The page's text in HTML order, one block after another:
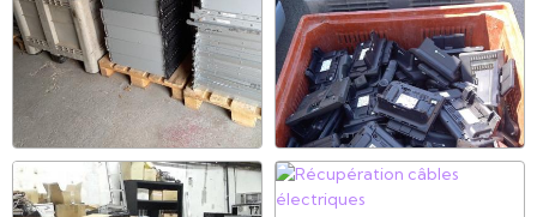
Téléphone: 06.37.42.73.67
Mail: contact@recycl-